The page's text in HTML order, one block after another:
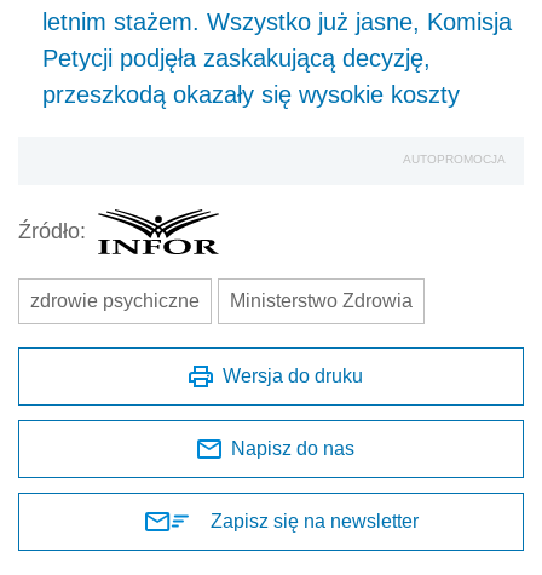
letnim stażem. Wszystko już jasne, Komisja
Petycji podjęła zaskakującą decyzję,
przeszkodą okazały się wysokie koszty
AUTOPROMOCJA
Źródło:
zdrowie psychiczne Ministerstwo Zdrowia
Wersja do druku
Napisz do nas
Zapisz się na newsletter